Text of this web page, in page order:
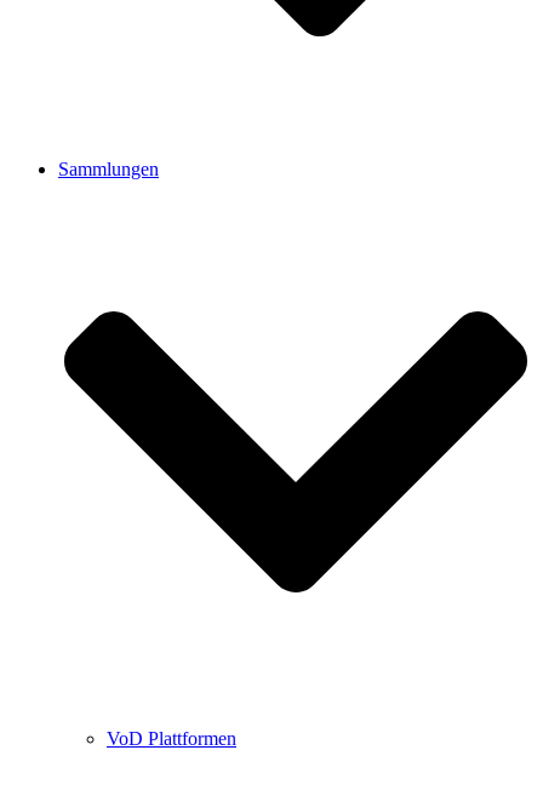
Sammlungen
VoD Plattformen